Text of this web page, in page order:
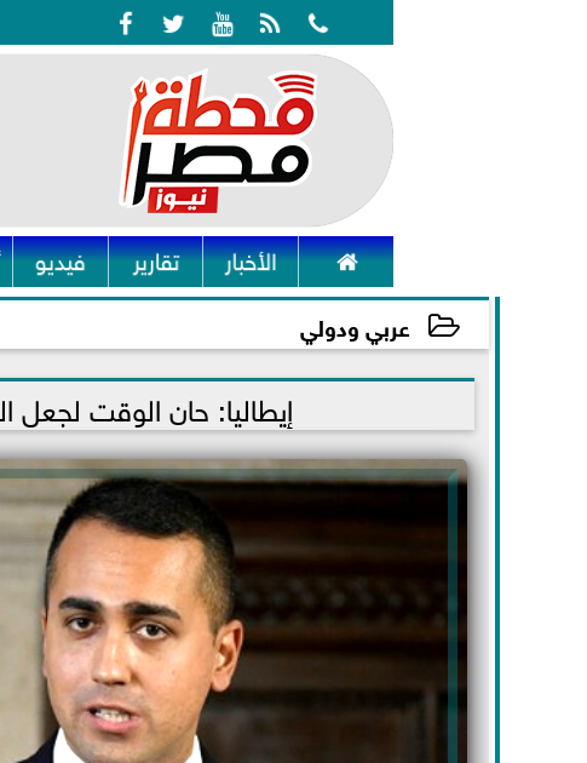
    
 الأخبار تقارير فيديو
عربي ودولي
2022-01-10 23:42:38 إيطاليا: حان الوقت لجعل